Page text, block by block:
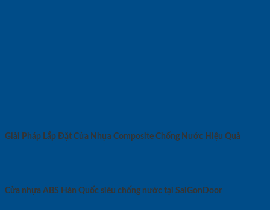
Giải Pháp Lắp Đặt Cửa Nhựa Composite Chống Nước Hiệu Quả
Cửa nhựa ABS Hàn Quốc siêu chống nước tại SaiGonDoor